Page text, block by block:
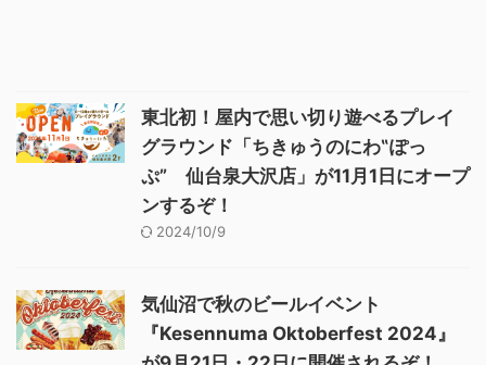
東北初！屋内で思い切り遊べるプレイ
グラウンド「ちきゅうのにわ‟ぽっ
ぷ” 仙台泉大沢店」が11月1日にオープ
ンするぞ！
2024/10/9
気仙沼で秋のビールイベント
『Kesennuma Oktoberfest 2024』